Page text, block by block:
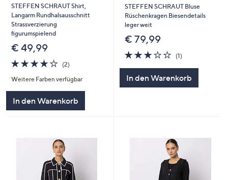
STEFFEN SCHRAUT Shirt,
Langarm Rundhalsausschnitt
Strassverzierung
figurumspielend
€ 49,99
4.0
von
5
(2)2
Weitere Farben verfügbar
In den Warenkorb
STEFFEN SCHRAUT Bluse
Rüschenkragen Biesendetails
leger weit
€ 79,99
3.0
von
(1)1
In den Warenkorb